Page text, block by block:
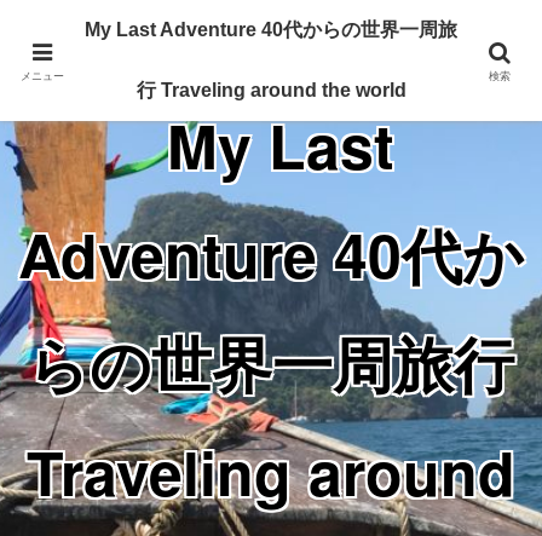
Traveling around the world from my 40's
My Last
Adventure 40代か
らの世界一周旅行
Traveling around
メニュー
My Last Adventure 40代からの世界一周旅
行 Traveling around the world
検索